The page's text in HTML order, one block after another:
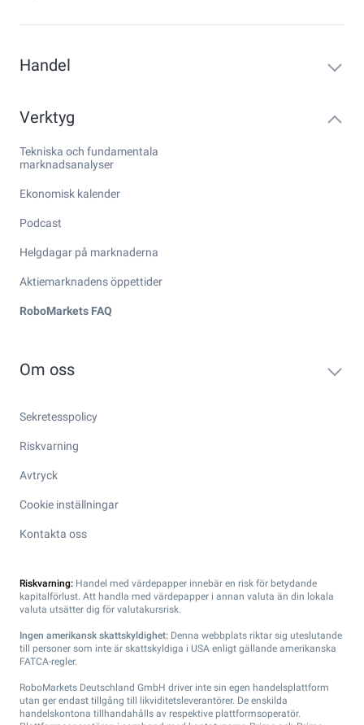
Handel
Verktyg
Tekniska och fundamentala
marknadsanalyser
Ekonomisk kalender
Podcast
Helgdagar på marknaderna
Aktiemarknadens öppettider
RoboMarkets FAQ
Om oss
Sekretesspolicy
Riskvarning
Avtryck
Cookie inställningar
Kontakta oss
Riskvarning: Handel med värdepapper innebär en risk för betydande
kapitalförlust. Att handla med värdepapper i annan valuta än din lokala
valuta utsätter dig för valutakursrisk.
Ingen amerikansk skattskyldighet: Denna webbplats riktar sig uteslutande
till personer som inte är skattskyldiga i USA enligt gällande amerikanska
FATCA-regler.
RoboMarkets Deutschland GmbH driver inte sin egen handelsplattform
utan ger endast tillgång till likviditetsleverantörer. De enskilda
handelskontona tillhandahålls av respektive plattformsoperatör.